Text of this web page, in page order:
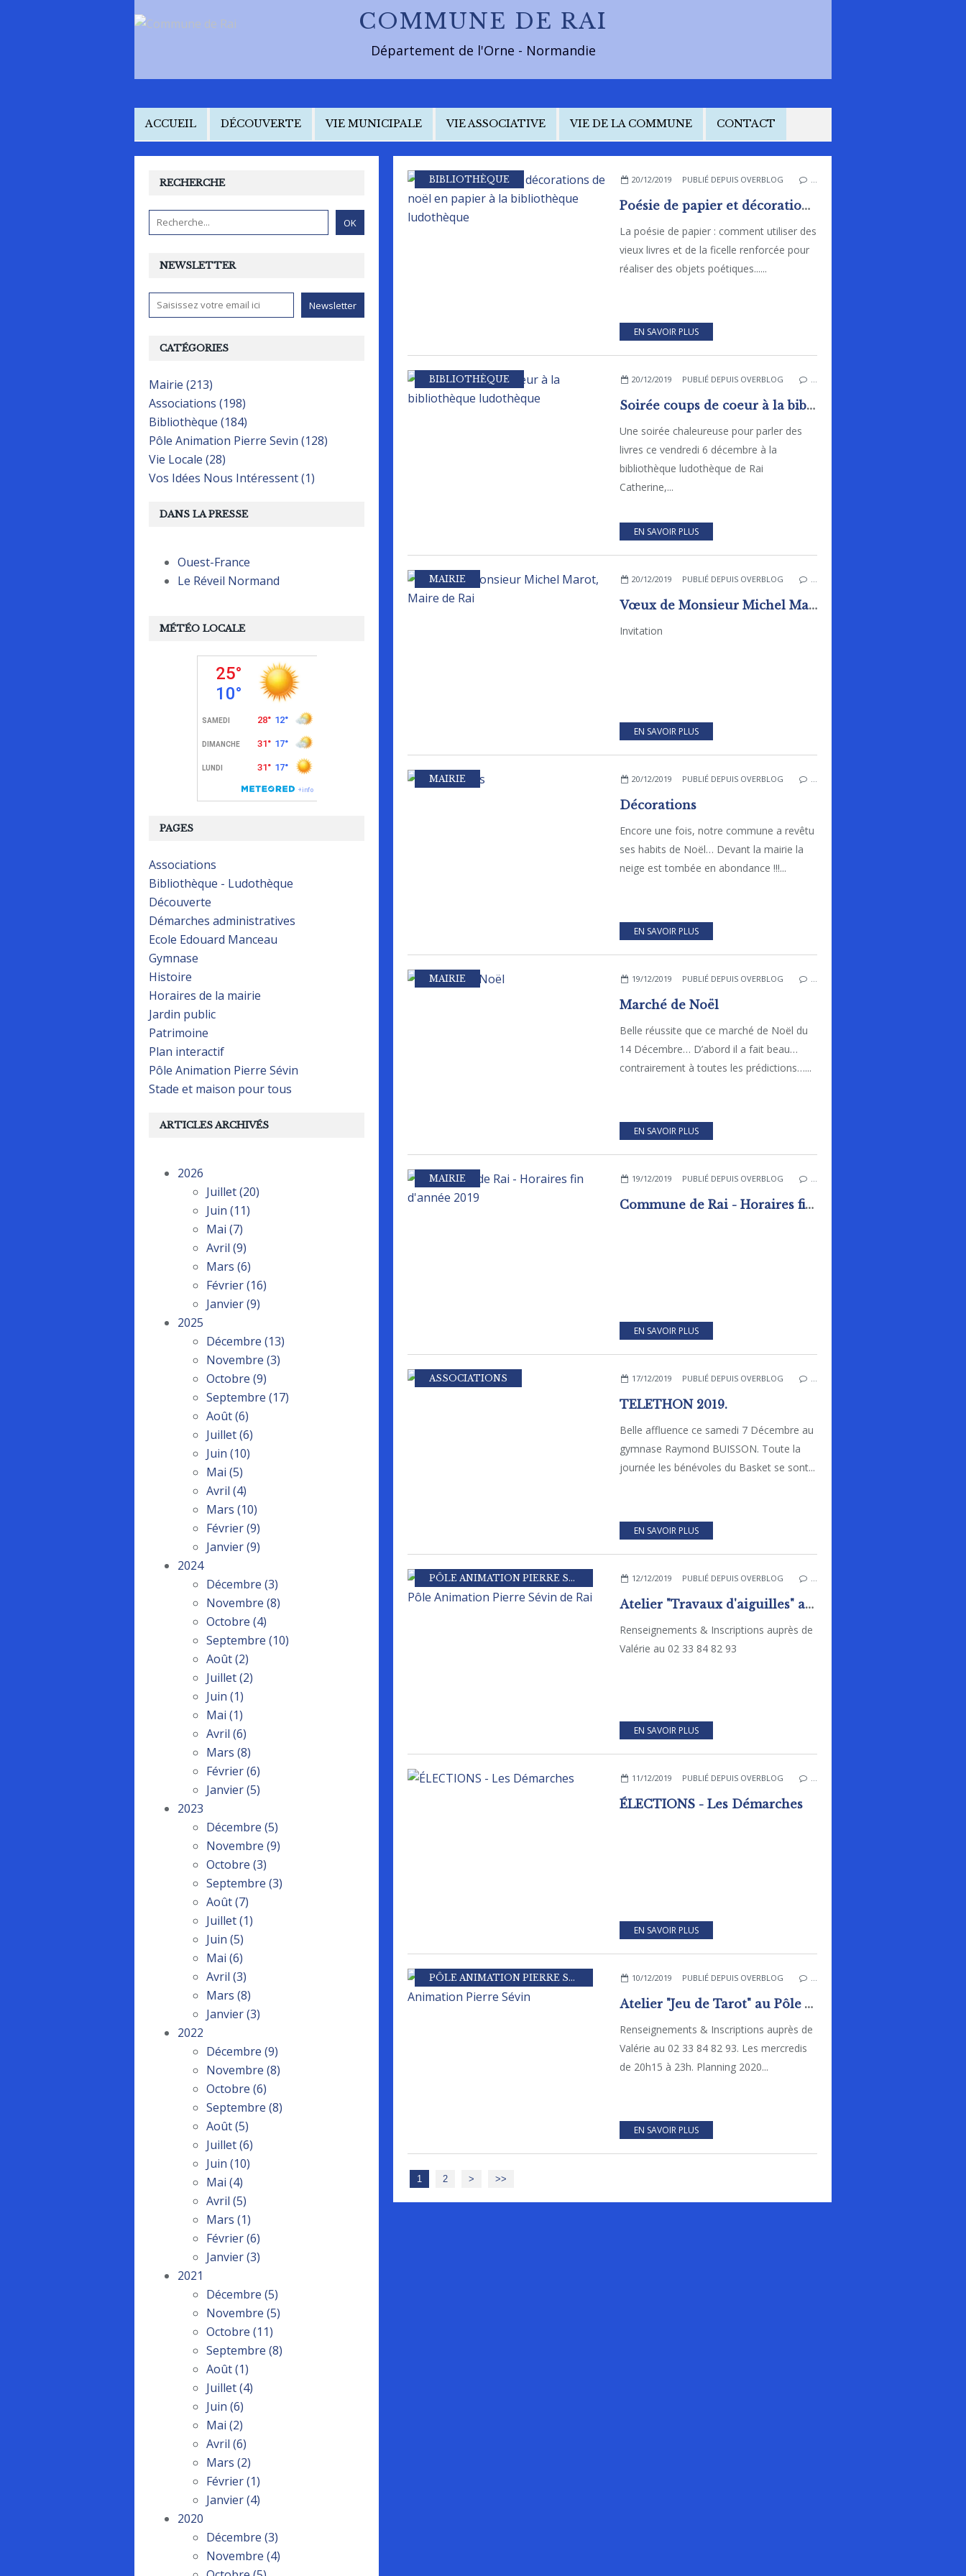
COMMUNE DE RAI
Département de l'Orne - Normandie
ACCUEIL DÉCOUVERTE VIE MUNICIPALE VIE ASSOCIATIVE VIE DE LA COMMUNE CONTACT
BIBLIOTHÈQUE 20/12/2019 PUBLIÉ DEPUIS OVERBLOG …
Poésie de papier et décorations de noël en papier à la bibliothèque ludothèque
La poésie de papier : comment utiliser des
vieux livres et de la ficelle renforcée pour
réaliser des objets poétiques......
EN SAVOIR PLUS
BIBLIOTHÈQUE 20/12/2019 PUBLIÉ DEPUIS OVERBLOG …
Soirée coups de coeur à la bibliothèque ludothèque
Une soirée chaleureuse pour parler des
livres ce vendredi 6 décembre à la
bibliothèque ludothèque de Rai
Catherine,...
EN SAVOIR PLUS
MAIRIE 20/12/2019 PUBLIÉ DEPUIS OVERBLOG …
Vœux de Monsieur Michel Marot, Maire de Rai
Invitation
EN SAVOIR PLUS
MAIRIE 20/12/2019 PUBLIÉ DEPUIS OVERBLOG …
Décorations
Encore une fois, notre commune a revêtu
ses habits de Noël… Devant la mairie la
neige est tombée en abondance !!!...
EN SAVOIR PLUS
MAIRIE 19/12/2019 PUBLIÉ DEPUIS OVERBLOG …
Marché de Noël
Belle réussite que ce marché de Noël du
14 Décembre… D’abord il a fait beau…
contrairement à toutes les prédictions…...
EN SAVOIR PLUS
MAIRIE 19/12/2019 PUBLIÉ DEPUIS OVERBLOG …
Commune de Rai - Horaires fin d'année 2019
EN SAVOIR PLUS
ASSOCIATIONS 17/12/2019 PUBLIÉ DEPUIS OVERBLOG …
TELETHON 2019.
Belle affluence ce samedi 7 Décembre au
gymnase Raymond BUISSON. Toute la
journée les bénévoles du Basket se sont...
EN SAVOIR PLUS
PÔLE ANIMATION PIERRE SEVIN 12/12/2019 PUBLIÉ DEPUIS OVERBLOG …
Atelier "Travaux d'aiguilles" au Pôle Animation Pierre Sévin de Rai
Renseignements & Inscriptions auprès de
Valérie au 02 33 84 82 93
EN SAVOIR PLUS
11/12/2019 PUBLIÉ DEPUIS OVERBLOG …
ÉLECTIONS - Les Démarches
EN SAVOIR PLUS
PÔLE ANIMATION PIERRE SEVIN 10/12/2019 PUBLIÉ DEPUIS OVERBLOG …
Atelier "Jeu de Tarot" au Pôle Animation Pierre Sévin
Renseignements & Inscriptions auprès de
Valérie au 02 33 84 82 93. Les mercredis
de 20h15 à 23h. Planning 2020...
EN SAVOIR PLUS
1 2 > >>
NEWSLETTER
RECHERCHE
PAGES
Associations
Bibliothèque - Ludothèque
Découverte
Démarches administratives
Ecole Edouard Manceau
Gymnase
Histoire
Horaires de la mairie
Jardin public
Patrimoine
Plan interactif
Pôle Animation Pierre Sévin
Stade et maison pour tous
CATÉGORIES
Mairie (213)
Associations (198)
Bibliothèque (184)
Pôle Animation Pierre Sevin (128)
Vie Locale (28)
Vos Idées Nous Intéressent (1)
MÉTÉO LOCALE
DANS LA PRESSE
Ouest-France
Le Réveil Normand
ARTICLES ARCHIVÉS
2026
Juillet(20)
Juin (11)
Mai (7)
Avril (9)
Mars (6)
Février(16)
Janvier(9)
2025
Décembre (13)
Novembre (3)
Octobre (9)
Septembre (17)
Août(6)
Juillet(6)
Juin (10)
Mai (5)
Avril (4)
Mars (10)
Février(9)
Janvier(9)
2024
Décembre (3)
Novembre (8)
Octobre (4)
Septembre (10)
Août(2)
Juillet(2)
Juin (1)
Mai (1)
Avril (6)
Mars (8)
Février(6)
Janvier(5)
2023
Décembre (5)
Novembre (9)
Octobre (3)
Septembre (3)
Août(7)
Juillet(1)
Juin (5)
Mai (6)
Avril (3)
Mars (8)
Janvier(3)
2022
Décembre (9)
Novembre (8)
Octobre (6)
Septembre (8)
Août(5)
Juillet(6)
Juin (10)
Mai (4)
Avril (5)
Mars (1)
Février(6)
Janvier(3)
2021
Décembre (5)
Novembre (5)
Octobre (11)
Septembre (8)
Août(1)
Juillet(4)
Juin (6)
Mai (2)
Avril (6)
Mars (2)
Février(1)
Janvier(4)
2020
Décembre (3)
Novembre (4)